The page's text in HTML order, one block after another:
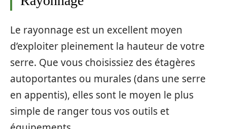
Le rayonnage est un excellent moyen
d’exploiter pleinement la hauteur de votre
serre. Que vous choisissiez des étagères
autoportantes ou murales (dans une serre
en appentis), elles sont le moyen le plus
simple de ranger tous vos outils et